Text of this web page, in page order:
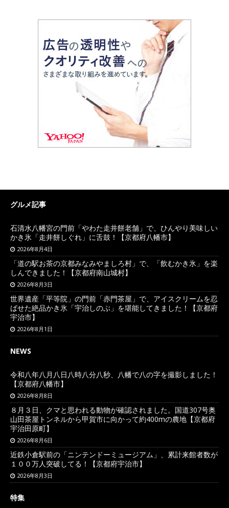
グルメ記事
石清水八幡宮の門前「やわた走井餅老舗」で、ひんやり美味しい
かき氷「走井餅しぐれ」に舌鼓！【京都府八幡市】
2026年8月4日
「道の駅お茶の京都みなみやましろ村」で、「飲むかき氷」を楽
しんできました！【京都府南山城村】
2026年8月3日
世界遺産「平等院」の門前「赤門茶屋」で、アイスクリームを忍
ばせた絶品かき氷「宇治しのぶ」を堪能してきました！【京都府
宇治市】
2026年8月1日
NEWS
令和八年八月八日八時八分八秒、八幡で八の字を撮影しました！
【京都府八幡市】
2026年8月8日
８月３日、クマと思われる動物が確認されました。国道307号奥
山田茶屋トンネルから甲賀市に向かって約400mの農地【京都府
宇治田原町】
2026年8月6日
近鉄小倉駅前の「ニンテンドーミュージアム」、累計来館者数が
１００万人突破してる！【京都府宇治市】
2026年8月3日
特集